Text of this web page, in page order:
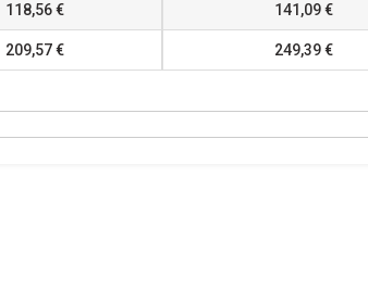
118,56 € 141,09 €
209,57 € 249,39 €